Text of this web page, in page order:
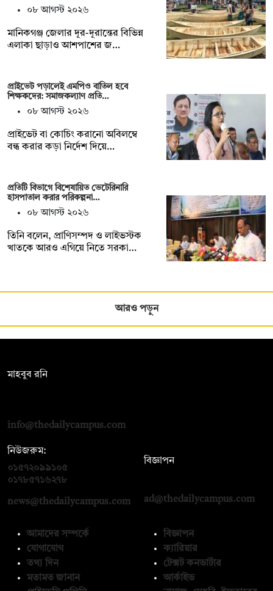
০৮ আগস্ট ২০২৬
মানিকগঞ্জ জেলার দূর-দূরান্তের বিভিন্ন
এলাকা ছাড়াও আশপাশের জ…
প্রাইভেট পড়ালেই এমপিও বাতিল হবে
শিক্ষকদের: সমাজকল্যাণ প্রতি…
০৮ আগস্ট ২০২৬
প্রাইভেট বা কোচিং করানো অবিলম্বে
বন্ধ করার কড়া নির্দেশ দিয়ে…
প্রতিটি বিভাগে বিশেষায়িত ভেটেরিনারি
হাসপাতাল করার পরিকল্পনা…
০৮ আগস্ট ২০২৬
তিনি বলেন, প্রাণিসম্পদ ও লাইভস্টক
খাতকে আরও এগিয়ে নিতে সরকা…
আরও পড়ুন
মাহবুব রনি
info@thedailycampus.com
নিউজরুম:
০১৫৭২০৯৯১০৫
০১৭৮৫৭১৬২৭৮
news@thedailycampus.com
বিজ্ঞাপন
ad@thedailycampus.com
আমাদের সম্পর্কে
যোগাযোগ
তথ্য দিন
মতামত জানান
বিজ্ঞাপন
ক্যারিয়ার
টেক্সট কনভার্টার
আর্কাইভ